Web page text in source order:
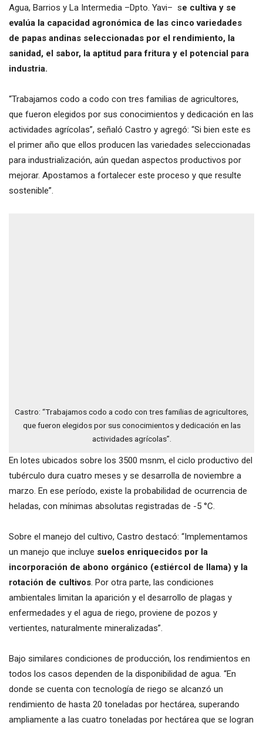
Agua, Barrios y La Intermedia –Dpto. Yavi– se cultiva y se
evalúa la capacidad agronómica de las cinco variedades
de papas andinas seleccionadas por el rendimiento, la
sanidad, el sabor, la aptitud para fritura y el potencial para
industria.
“Trabajamos codo a codo con tres familias de agricultores,
que fueron elegidos por sus conocimientos y dedicación en las
actividades agrícolas”, señaló Castro y agregó: “Si bien este es
el primer año que ellos producen las variedades seleccionadas
para industrialización, aún quedan aspectos productivos por
mejorar. Apostamos a fortalecer este proceso y que resulte
sostenible”.
Castro: “Trabajamos codo a codo con tres familias de agricultores,
que fueron elegidos por sus conocimientos y dedicación en las
actividades agrícolas”.
En lotes ubicados sobre los 3500 msnm, el ciclo productivo del
tubérculo dura cuatro meses y se desarrolla de noviembre a
marzo. En ese período, existe la probabilidad de ocurrencia de
heladas, con mínimas absolutas registradas de -5 °C.
Sobre el manejo del cultivo, Castro destacó: “Implementamos
un manejo que incluye suelos enriquecidos por la
incorporación de abono orgánico (estiércol de llama) y la
rotación de cultivos. Por otra parte, las condiciones
ambientales limitan la aparición y el desarrollo de plagas y
enfermedades y el agua de riego, proviene de pozos y
vertientes, naturalmente mineralizadas”.
Bajo similares condiciones de producción, los rendimientos en
todos los casos dependen de la disponibilidad de agua. “En
donde se cuenta con tecnología de riego se alcanzó un
rendimiento de hasta 20 toneladas por hectárea, superando
ampliamente a las cuatro toneladas por hectárea que se logran